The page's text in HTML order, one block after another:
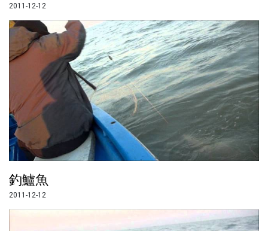
2011-12-12
釣鱸魚
2011-12-12